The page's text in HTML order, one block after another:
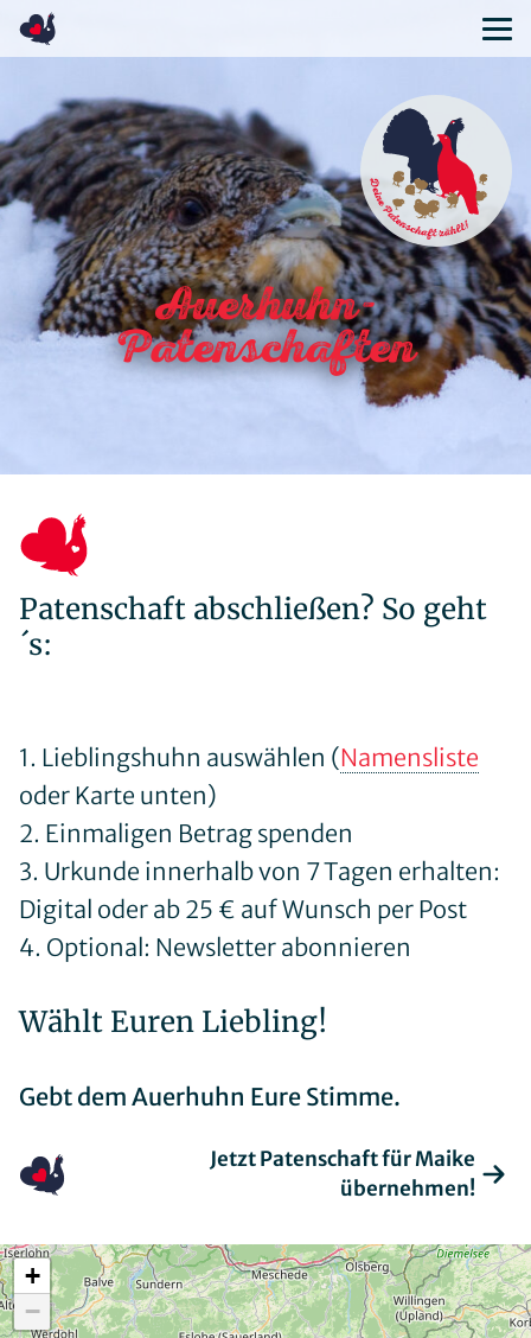
Konfliktpotenzial
Häufig gestellte Fragen
Auerhuhn Glossar
Unsere Ziele
Unsere Aufgaben
Das Team
Kontakt
Habitatpflegetag
Auerhuhn-Fan werden
Spenden
bewusstWild
Schulungen
Aktuelle Projekte
Auerhuhn-
Patenschaften
Patenschaft abschließen? So geht
´s:
1. Lieblingshuhn auswählen (Namensliste
oder Karte unten)
2. Einmaligen Betrag spenden
3. Urkunde innerhalb von 7 Tagen erhalten:
Digital oder ab 25 € auf Wunsch per Post
4. Optional: Newsletter abonnieren
Wählt Euren Liebling!
Gebt dem Auerhuhn Eure Stimme.
Jetzt Patenschaft für Maike
übernehmen!
+
−